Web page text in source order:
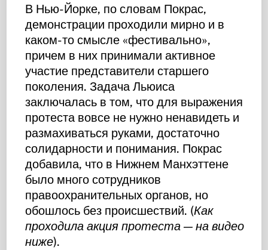
В Нью-Йорке, по словам Покрас,
демонстрации проходили мирно и в
каком-то смысле «фестивально»,
причем в них принимали активное
участие представители старшего
поколения. Задача Льюиса
заключалась в том, что для выражения
протеста вовсе не нужно ненавидеть и
размахиваться руками, достаточно
солидарности и понимания. Покрас
добавила, что в Нижнем Манхэттене
было много сотрудников
правоохранительных органов, но
обошлось без происшествий. (Как
проходила акция протеста — на видео
ниже).